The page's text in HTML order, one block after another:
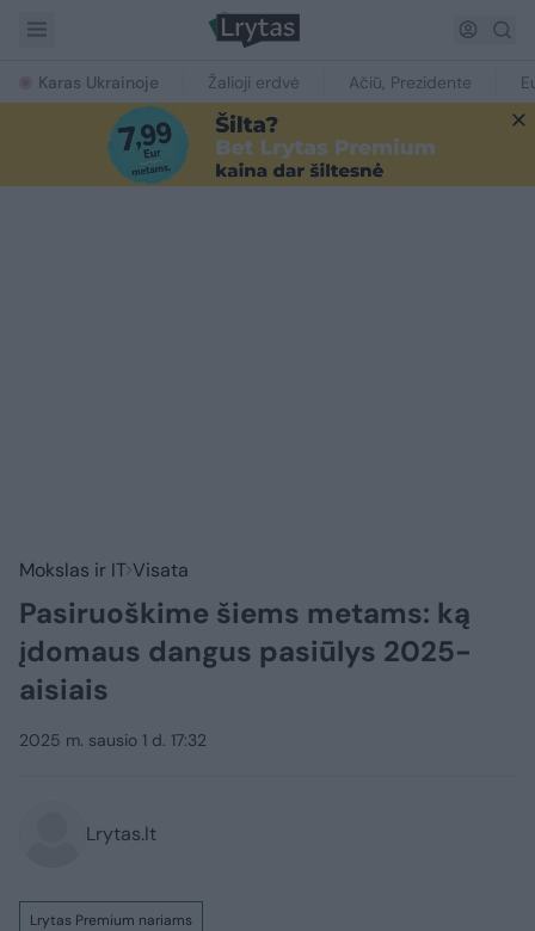
Karas Ukrainoje Žalioji erdvė Ačiū, Prezidente
Mokslas ir IT Visata
Pasiruoškime šiems metams: ką
įdomaus dangus pasiūlys 2025-
aisiais
2025 m. sausio 1 d. 17:32
Lrytas.lt
Lrytas Premium nariams